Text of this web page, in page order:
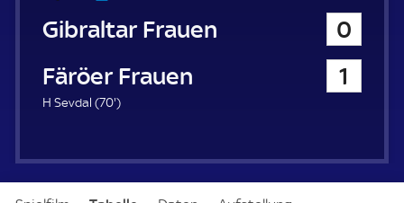
Gibraltar Frauen
0
Färöer Frauen
1
H Sevdal (70'7
)